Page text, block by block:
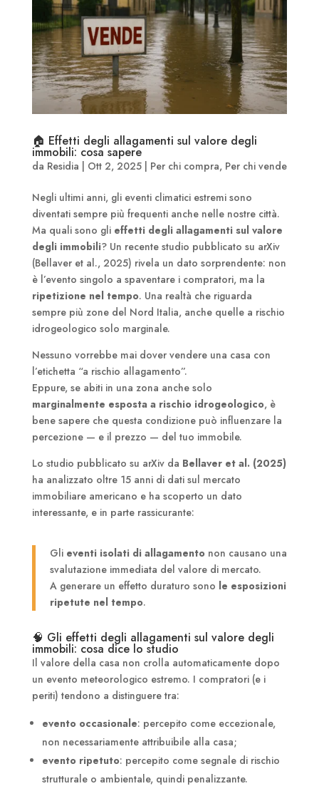
🏠 Effetti degli allagamenti sul valore degli
immobili: cosa sapere
da Residia Ott 2, 2025| Per chi compra, Per chi vende
Negli ultimi anni, gli eventi climatici estremi sono
diventati sempre più frequenti anche nelle nostre città.
Ma quali sono gli effetti degli allagamenti sul valore
degli immobili? Un recente studio pubblicato su arXiv
(Bellaver et al., 2025) rivela un dato sorprendente: non
è l’evento singolo a spaventare i compratori, ma la
ripetizione nel tempo. Una realtà che riguarda
sempre più zone del Nord Italia, anche quelle a rischio
idrogeologico solo marginale.
Nessuno vorrebbe mai dover vendere una casa con
l’etichetta “a rischio allagamento”.
Eppure, se abiti in una zona anche solo
marginalmente esposta a rischio idrogeologico, è
bene sapere che questa condizione può influenzare la
percezione — e il prezzo — del tuo immobile.
Lo studio pubblicato su arXiv da Bellaver et al. (2025)
ha analizzato oltre 15 anni di dati sul mercato
immobiliare americano e ha scoperto un dato
interessante, e in parte rassicurante:
Gli eventi isolati di allagamento non causano una
svalutazione immediata del valore di mercato.
A generare un effetto duraturo sono le esposizioni
ripetute nel tempo.
🧠 Gli effetti degli allagamenti sul valore degli
immobili: cosa dice lo studio
Il valore della casa non crolla automaticamente dopo
un evento meteorologico estremo. I compratori (e i
periti) tendono a distinguere tra:
evento occasionale: percepito come eccezionale,
non necessariamente attribuibile alla casa;
evento ripetuto: percepito come segnale di rischio
strutturale o ambientale, quindi penalizzante.